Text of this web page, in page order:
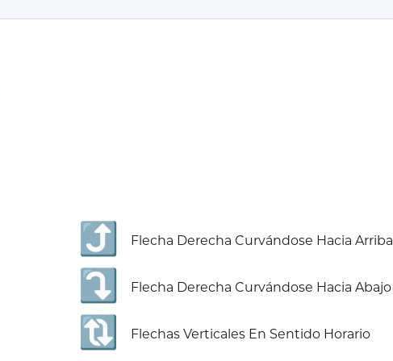
⤴️ Flecha Derecha Curvándose Hacia Arriba
⤵️ Flecha Derecha Curvándose Hacia Abajo
🔃 Flechas Verticales En Sentido Horario